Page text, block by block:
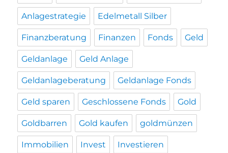
Anlagestrategie Edelmetall Silber
Finanzberatung Finanzen Fonds Geld
Geldanlage Geld Anlage
Geldanlageberatung Geldanlage Fonds
Geld sparen Geschlossene Fonds Gold
Goldbarren Gold kaufen goldmünzen
Immobilien Invest Investieren